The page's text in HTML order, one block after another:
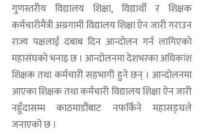
गुणस्तरीय विद्यालय शिक्षा, विद्यार्थी र शिक्षक
कर्मचारीमैत्री अग्रगामी विद्यालय शिक्षा ऐन जारी गराउन
राज्य पक्षलाई दबाब दिन आन्दोलन गर्न लागिएको
महासंघको भनाइ छ । आन्दोलनमा देशभरका अधिकांश
शिक्षक तथा कर्मचारी सहभागी हुने छन् । आन्दोलनमा
आएका शिक्षक तथा कर्मचारी विद्यालय शिक्षा ऐन जारी
नहुँदासम्म काठमाडौंबाट नफर्किने महासङ्घले
जनाएको छ ।